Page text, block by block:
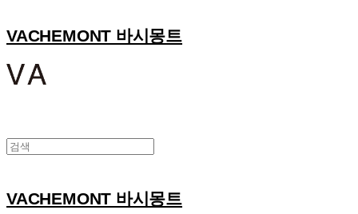
VACHEMONT 바시몽트
VACHEMONT 바시몽트